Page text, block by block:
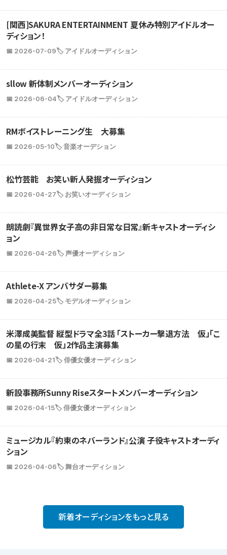
[関西]SAKURA ENTERTAINMENT 夏休み特別アイドルオー
ディション！
📅 2026-07-09🏷️ アイドルオーディション
sllow 新体制メンバーオーディション
📅 2026-06-04🏷️ アイドルオーディション
RMボイストレーニング生 大募集
📅 2026-05-10🏷️ 音楽オーデション
松竹芸能 お笑い新人発掘オーディション
📅 2026-04-27🏷️ お笑いオーディション
朗読劇『異世界女子高の非日常な日常』新キャストオーディシ
ョン
📅 2026-04-26🏷️ 声優オーディション
Athlete-X アンバサダー募集
📅 2026-04-25🏷️ モデルオーディション
米澤成美監督 縦型ドラマ全3話 「ストーカー撃退方法 仮」「こ
の星の行末 仮」2作品主演募集
📅 2026-04-21🏷️ 俳優女優オーディション
新設事務所Sunny Riseスタートメンバーオーディション
📅 2026-04-15🏷️ 俳優女優オーディション
ミュージカル『約束のネバーランド』公演 子役キャストオーディ
ション
📅 2026-04-06🏷️ 舞台オーディション
新着オーディションをもっと見る